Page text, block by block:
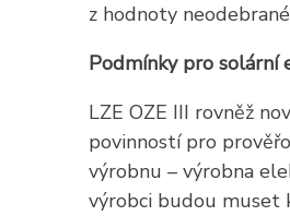
z hodnoty
Podmínky pro solární
LZE OZE III rovněž
povinností pro
výrobnu – výrobna
výrobci budou muset